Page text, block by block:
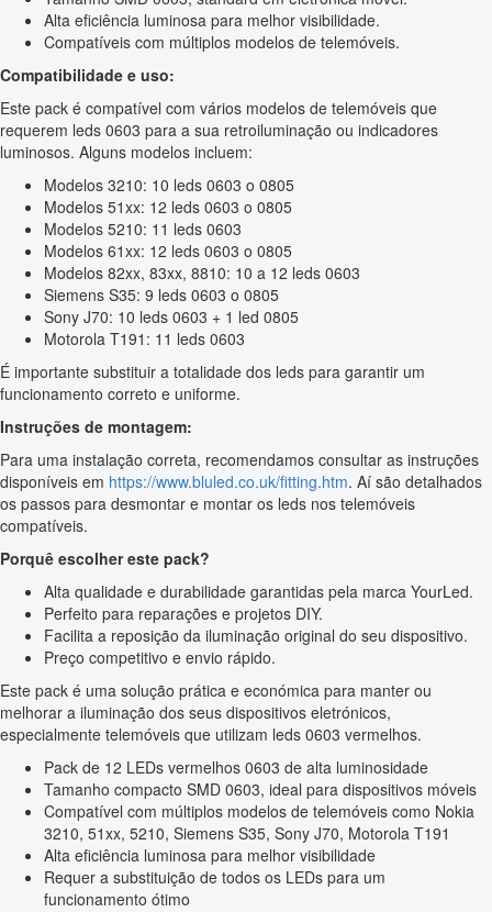
Alta eficiência luminosa para melhor visibilidade.
Compatíveis com múltiplos modelos de telemóveis.
Compatibilidade e uso:
Este pack é compatível com vários modelos de telemóveis que
requerem leds 0603 para a sua retroiluminação ou indicadores
luminosos. Alguns modelos incluem:
Modelos 3210: 10 leds 0603 o 0805
Modelos 51xx: 12 leds 0603 o 0805
Modelos 5210: 11 leds 0603
Modelos 61xx: 12 leds 0603 o 0805
Modelos 82xx, 83xx, 8810: 10 a 12 leds 0603
Siemens S35: 9 leds 0603 o 0805
Sony J70: 10 leds 0603 + 1 led 0805
Motorola T191: 11 leds 0603
É importante substituir a totalidade dos leds para garantir um
funcionamento correto e uniforme.
Instruções de montagem:
Para uma instalação correta, recomendamos consultar as instruções
disponíveis em https://www.bluled.co.uk/fitting.htm. Aí são detalhados
os passos para desmontar e montar os leds nos telemóveis
compatíveis.
Porquê escolher este pack?
Alta qualidade e durabilidade garantidas pela marca YourLed.
Perfeito para reparações e projetos DIY.
Facilita a reposição da iluminação original do seu dispositivo.
Preço competitivo e envio rápido.
Este pack é uma solução prática e económica para manter ou
melhorar a iluminação dos seus dispositivos eletrónicos,
especialmente telemóveis que utilizam leds 0603 vermelhos.
Pack de 12 LEDs vermelhos 0603 de alta luminosidade
Tamanho compacto SMD 0603, ideal para dispositivos móveis
Compatível com múltiplos modelos de telemóveis como Nokia
3210, 51xx, 5210, Siemens S35, Sony J70, Motorola T191
Alta eficiência luminosa para melhor visibilidade
Requer a substituição de todos os LEDs para um
funcionamento ótimo